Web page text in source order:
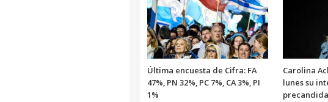
Última encuesta de Cifra: FA
47%, PN 32%, PC 7%, CA 3%, PI
1%
Carolina
lunes su